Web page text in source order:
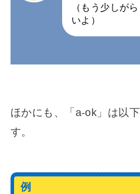
（もう少しが
いよ）
ほかにも、「a-ok」は以
す。
例